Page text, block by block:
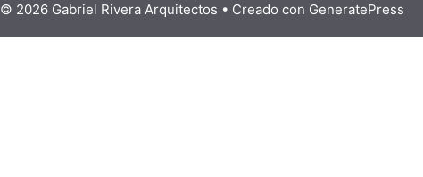
© 2026 Gabriel Rivera Arquitectos • Creado con GeneratePress